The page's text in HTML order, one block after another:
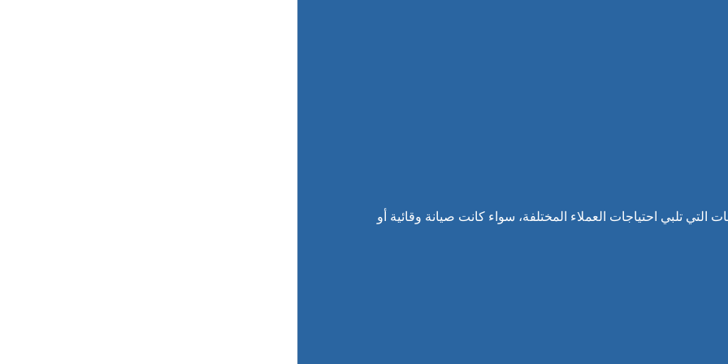
تلبي احتياجات العملاء المختلفة، سواء كانت صيانة وقائية أو